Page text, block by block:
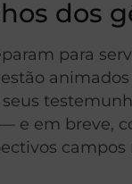
dos
para
e em breve,
campos